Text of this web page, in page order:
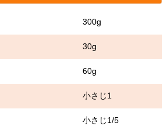
肉 300g
が 30g
60g
こめ油 小さじ1
じ1/5